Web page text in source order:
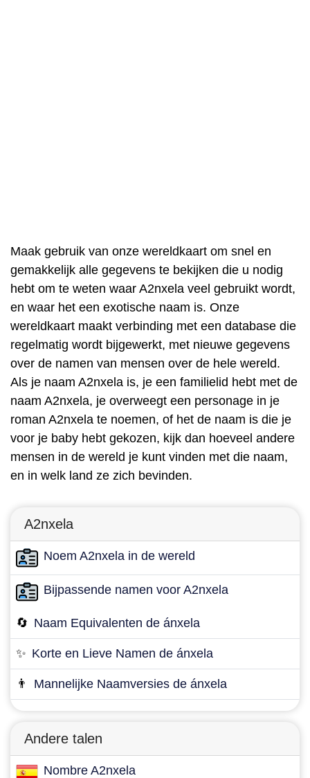
Maak gebruik van onze wereldkaart om snel en
gemakkelijk alle gegevens te bekijken die u nodig
hebt om te weten waar A2nxela veel gebruikt wordt,
en waar het een exotische naam is. Onze
wereldkaart maakt verbinding met een database die
regelmatig wordt bijgewerkt, met nieuwe gegevens
over de namen van mensen over de hele wereld.
Als je naam A2nxela is, je een familielid hebt met de
naam A2nxela, je overweegt een personage in je
roman A2nxela te noemen, of het de naam is die je
voor je baby hebt gekozen, kijk dan hoeveel andere
mensen in de wereld je kunt vinden met die naam,
en in welk land ze zich bevinden.
A2nxela
Noem A2nxela in de wereld
Bijpassende namen voor A2nxela
🔄 Naam Equivalenten de ánxela
✨ Korte en Lieve Namen de ánxela
👨 Mannelijke Naamversies de ánxela
Andere talen
Nombre A2nxela